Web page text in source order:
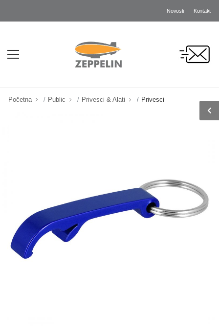
Novosti Kontakt
Početna Public Privesci & Alati Privesci